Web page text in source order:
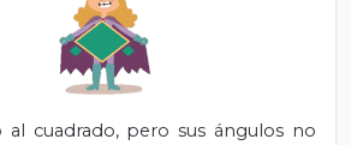
al cuadrado, pero sus ángulos no